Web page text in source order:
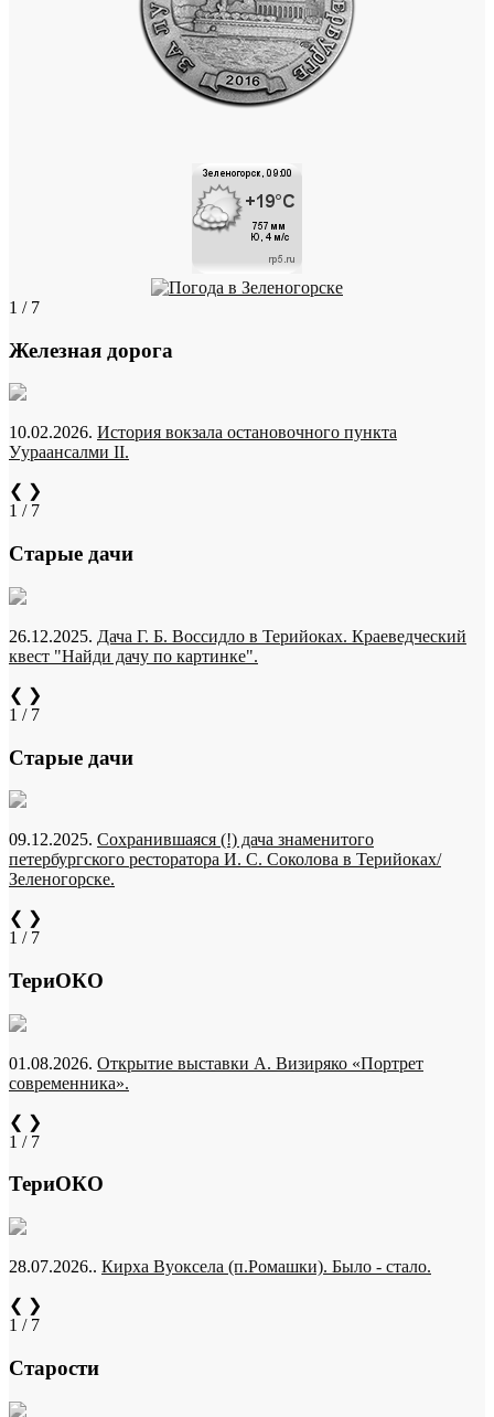
1 / 7
Железная дорога
10.02.2026. История вокзала остановочного пункта
Уураансалми II.
❮ ❯
1 / 7
Старые дачи
26.12.2025. Дача Г. Б. Воссидло в Терийоках. Краеведческий
квест "Найди дачу по картинке".
❮ ❯
1 / 7
Старые дачи
09.12.2025. Сохранившаяся (!) дача знаменитого
петербургского ресторатора И. С. Соколова в Терийоках/
Зеленогорске.
❮ ❯
1 / 7
ТериОКО
01.08.2026. Открытие выставки А. Визиряко «Портрет
современника».
❮ ❯
1 / 7
ТериОКО
28.07.2026.. Кирха Вуоксела (п.Ромашки). Было - стало.
❮ ❯
1 / 7
Старости